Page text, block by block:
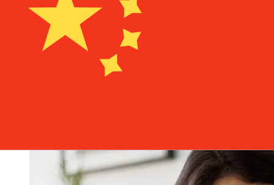
Les délais de livraison pour les transferts internationaux
avec Bank Hapoalim de Israël à Chine varient selon le
mode de paiement et le moment de la transaction. En
général, les virements bancaires internationaux
prennent de 1 à 5 jours ouvrables. Des facteurs tels que
les jours fériés bancaires et les contrôles de sécurité
peuvent également influencer la livraison. Vérifiez les